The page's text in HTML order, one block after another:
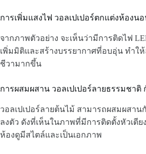
การเพิ่มแสงไฟ วอลเปเปอร์ตกแต่งห้องน
จากภาพตัวอย่าง จะเห็นว่ามีการติดไฟ
เพิ่มมิติและสร้างบรรยากาศที่อบอุ่น ทำใ
ชีวามากขึ้น
การผสมผสาน วอลเปเปอร์ลายธรรมชาติ
วอลเปเปอร์ลายต้นไม้ สามารถผสมผสาน
ลงตัว ดังที่เห็นในภาพที่มีการติดตั้งหัวเตี
ห้องดูมีสไตล์และเป็นเอกภาพ